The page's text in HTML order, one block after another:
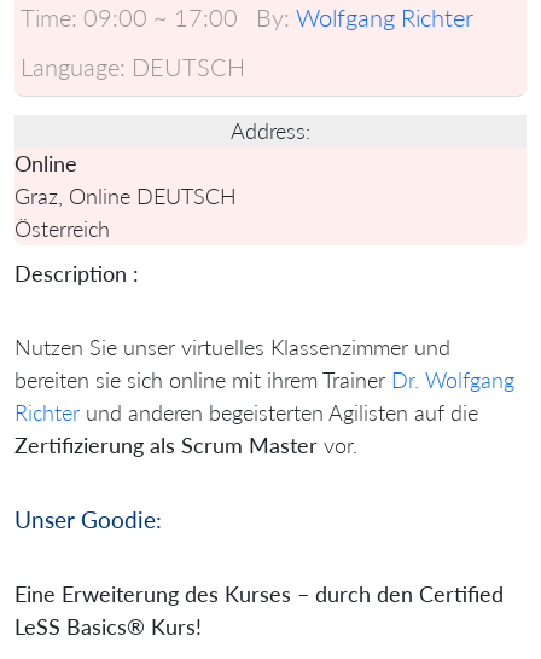
Time: 09:00 ~ 17:00 By: Wolfgang Richter
Language: DEUTSCH
Address:
Online
Graz, Online DEUTSCH
Österreich
Description :
Nutzen Sie unser virtuelles Klassenzimmer und
bereiten sie sich online mit ihrem Trainer Dr. Wolfgang
Richter und anderen begeisterten Agilisten auf die
Zertifizierung als Scrum Master vor.
Unser Goodie:
Eine Erweiterung des Kurses – durch den Certified
LeSS Basics® Kurs!